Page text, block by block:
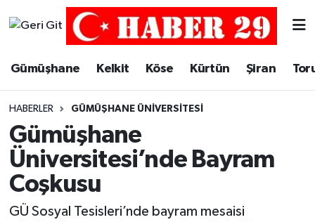
Gümüşhane Kelkit Köse Kürtün Şiran
HABERLER GÜMÜŞHANE ÜNIVERSITESI
Gümüşhane
Üniversitesi’nde Bayram
Coşkusu
GÜ Sosyal Tesisleri’nde bayram mesaisi
Merkez Trafik Yoğunluk Haritası
Süper Lig Puan Durumu ve Fikstür
Tüm Manşetler
Son Dakika Haberleri